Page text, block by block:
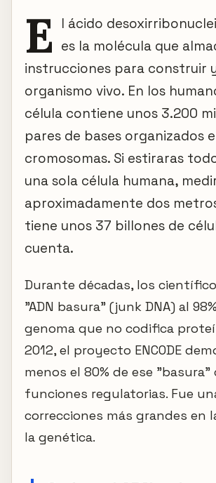
E l ácido
es la molécula que
instrucciones para construir
organismo vivo. En los
célula contiene unos 3.200
pares de bases organizados
cromosomas. Si estiraras
una sola célula humana,
aproximadamente dos
tiene unos 37 billones de
cuenta.
Durante décadas, los
"ADN basura" (junk DNA) al
genoma que no codifica
2012, el proyecto ENCODE
menos el 80% de ese "basura"
funciones regulatorias. Fue
correcciones más grandes en
la genética.